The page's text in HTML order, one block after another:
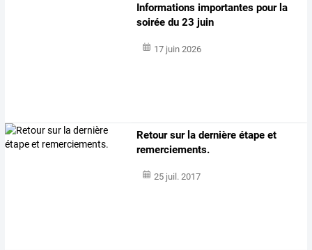
Informations importantes pour la
soirée du 23 juin
17 juin 2026
Retour sur la dernière étape et
remerciements.
25 juil. 2017